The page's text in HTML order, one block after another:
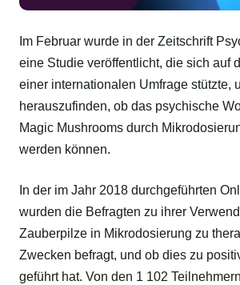
Im Februar wurde in der Zeitschrift
eine Studie veröffentlicht, die sich auf
einer internationalen Umfrage stützte,
herauszufinden, ob das psychische
Magic Mushrooms durch
werden können.
In der im Jahr 2018 durchgeführten
wurden die Befragten zu ihrer
Zauberpilze in Mikrodosierung zu
Zwecken befragt, und ob dies zu
geführt hat. Von den 1 102